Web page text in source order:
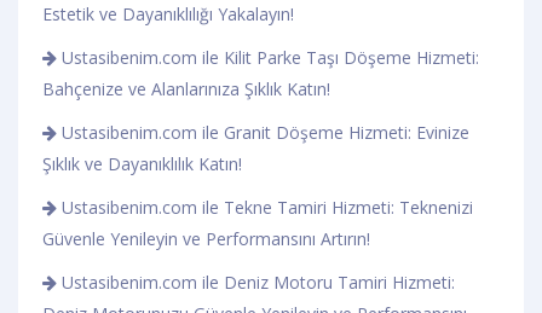
Estetik ve Dayanıklılığı Yakalayın!
Ustasibenim.com ile Kilit Parke Taşı Döşeme Hizmeti:
Bahçenize ve Alanlarınıza Şıklık Katın!
Ustasibenim.com ile Granit Döşeme Hizmeti: Evinize
Şıklık ve Dayanıklılık Katın!
Ustasibenim.com ile Tekne Tamiri Hizmeti: Teknenizi
Güvenle Yenileyin ve Performansını Artırın!
Ustasibenim.com ile Deniz Motoru Tamiri Hizmeti: